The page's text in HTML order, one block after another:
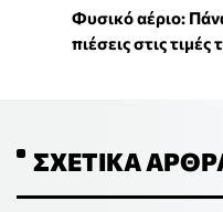
Φυσικό αέριο:
πιέσεις στις
ΣΧΕΤΙΚΆ